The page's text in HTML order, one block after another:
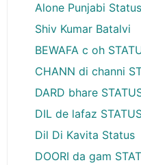
Alone Punjabi Status
Shiv Kumar Batalvi
BEWAFA c oh
CHANN di channi
DARD bhare
DIL de lafaz
Dil Di Kavita Status
DOORI da gam